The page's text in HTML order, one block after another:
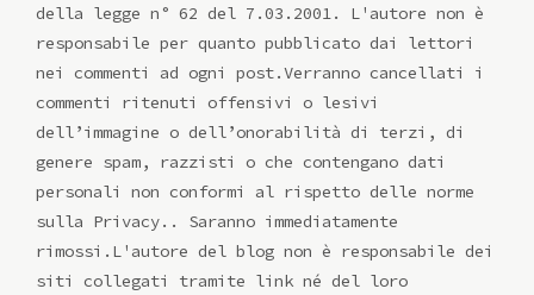
della legge n° 62 del 7.03.2001. L'autore non è
responsabile per quanto pubblicato dai lettori
nei commenti ad ogni post.Verranno cancellati i
commenti ritenuti offensivi o lesivi
dell’immagine o dell’onorabilità di terzi, di
genere spam, razzisti o che contengano dati
personali non conformi al rispetto delle norme
sulla Privacy.. Saranno immediatamente
rimossi.L'autore del blog non è responsabile dei
siti collegati tramite link né del loro